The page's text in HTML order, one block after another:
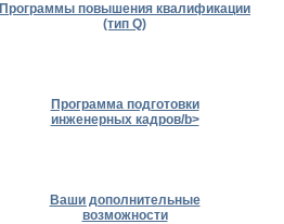
Программы повышения квалификации
(тип Q)
Программа подготовки
инженерных кадров/b>
Ваши дополнительные
возможности